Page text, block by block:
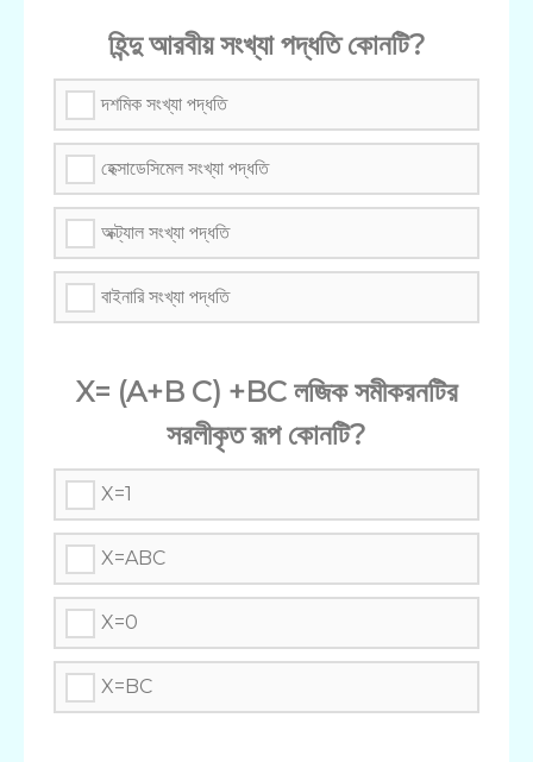
হিন্দু আরবীয় সংখ্যা পদ্ধতি কোনটি?
দশমিক সংখ্যা পদ্ধতি
হেক্সাডেসিমেল সংখ্যা পদ্ধতি
অক্ট্যাল সংখ্যা পদ্ধতি
বাইনারি সংখ্যা পদ্ধতি
X= (A+B C) +BC লজিক সমীকরনটির
সরলীকৃত রূপ কোনটি?
X=1
X=ABC
X=0
X=BC